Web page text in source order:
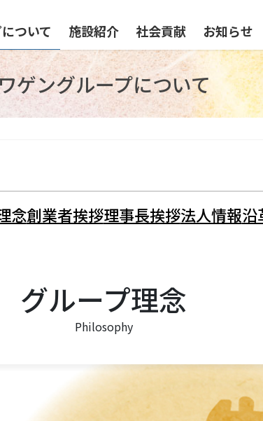
ついて 施設紹介 社会貢献 お知らせ
ゲングループについて
念創業者挨拶理事長挨拶法人情報沿
グループ理念
Philosophy